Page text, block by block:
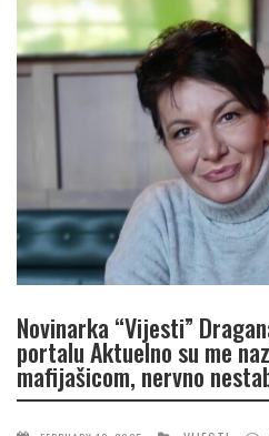
Novinarka “Vijesti”
portalu Aktuelno su me
mafijašicom, nervno